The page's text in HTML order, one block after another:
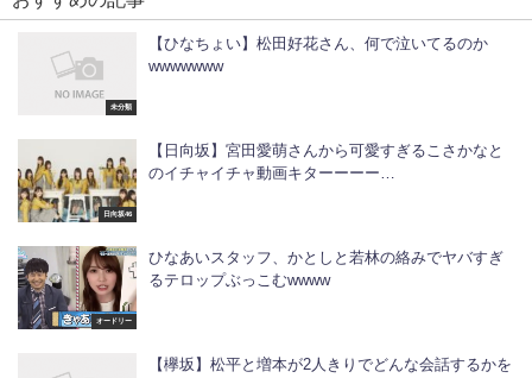
未分類
【ひなちょい】松田好花さん、何で泣いてるのか
wwwwwww
日向坂46
【日向坂】宮田愛萌さんから可愛すぎるこさかなと
のイチャイチャ動画キターーーー…
オードリー
ひなあいスタッフ、かとしと若林の絡みでヤバすぎ
るテロップぶっこむwwww
【欅坂】松平と増本が2人きりでどんな会話するかを